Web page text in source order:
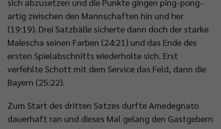
sich abzusetzen und die Punkte gingen ping-pong-
artig zwischen den Mannschaften hin und her
(19:19). Drei Satzbälle sicherte dann doch der starke
Malescha seinen Farben (24:21) und das Ende des
ersten Spielabschnitts wiederholte sich. Erst
verfehlte Schott mit dem Service das Feld, dann die
Bayern (25:22).
Zum Start des dritten Satzes durfte Amedegnato
dauerhaft ran und dieses Mal gelang den Gastgebern